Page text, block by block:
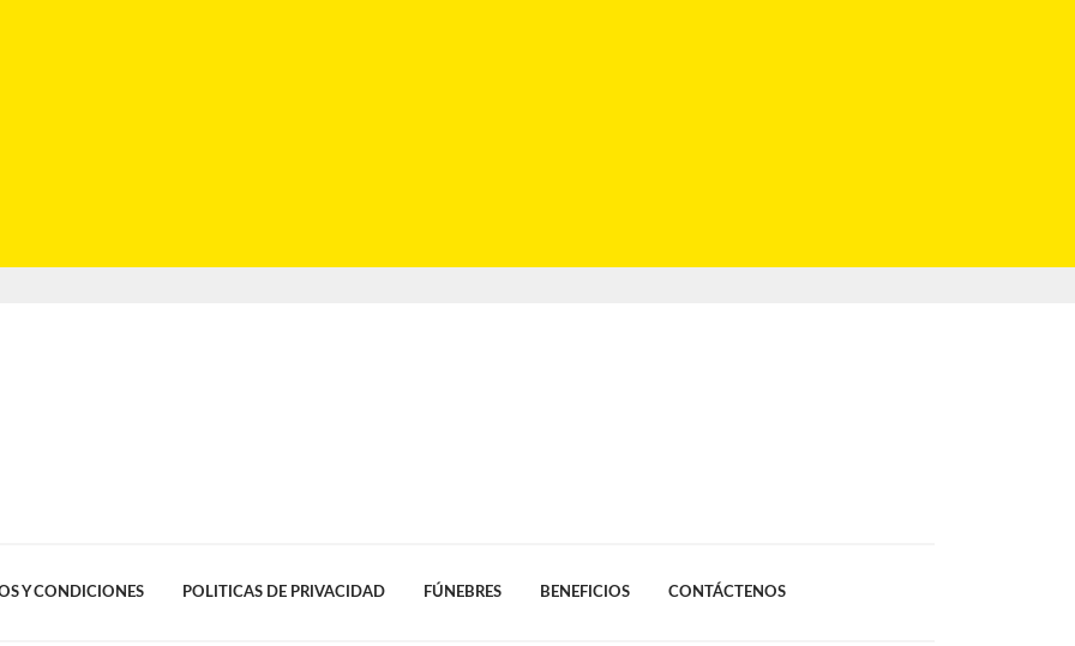
Y CONDICIONES POLITICAS DE PRIVACIDAD FÚNEBRES BENEFICIOS CONTÁCTENOS